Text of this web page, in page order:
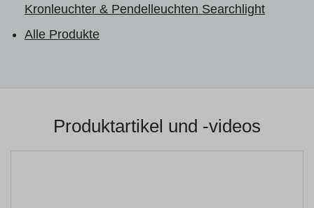
Kronleuchter & Pendelleuchten Searchlight
Alle Produkte
Produktartikel und -videos